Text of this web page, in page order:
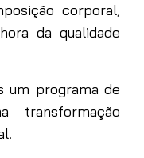
corporal,
da qualidade
um programa de
transformação